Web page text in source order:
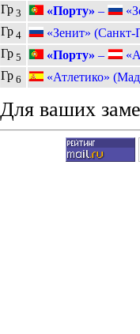
Гр3 «Порту» –
Гр4
«Зенит» (Санкт-
Гр5 «Порту» –
Гр6 «Атлетико»
Для ваших